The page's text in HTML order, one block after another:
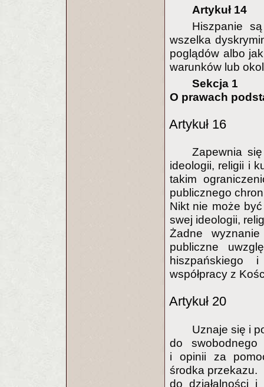
Artykuł 14
Hiszpanie
wszelka
poglądów albo
warunków lub
Sekcja 1
O prawach
Artykuł 16
Zapewnia
ideologii, religii i
takim
publicznego
Nikt nie może
swej ideologii,
Żadne
publiczne
hiszpańskiego
współpracy z
Artykuł 20
Uznaje się i
do
i opinii za
środka przekazu.
do działalności i